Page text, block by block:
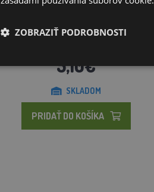
5,10€
SKLADOM
PRIDAŤ DO KOŠÍKA
ZOBRAZIŤ PODROBNOSTI